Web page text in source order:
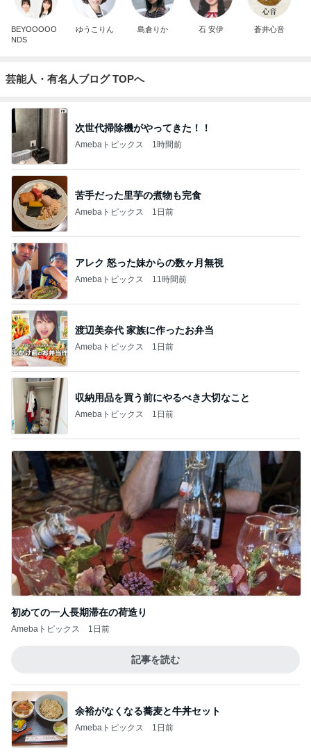
BEYOOOOO
NDS
ゆうこりん 島倉りか 石 安伊 蒼井心音
芸能人・有名人ブログ TOPへ
次世代掃除機がやってきた！！
Amebaトピックス 1時間前
苦手だった里芋の煮物も完食
Amebaトピックス 1日前
アレク 怒った妹からの数ヶ月無視
Amebaトピックス 11時間前
渡辺美奈代 家族に作ったお弁当
Amebaトピックス 1日前
収納用品を買う前にやるべき大切なこと
Amebaトピックス 1日前
初めての一人長期滞在の荷造り
Amebaトピックス 1日前
記事を読む
余裕がなくなる蕎麦と牛丼セット
Amebaトピックス 1日前